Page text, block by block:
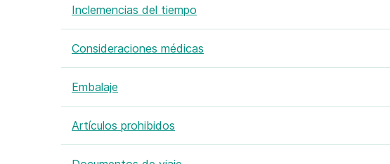
Inclemencias del tiempo
Consideraciones médicas
Embalaje
Artículos prohibidos